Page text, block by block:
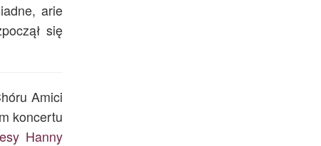
arie
się
Amici
koncertu
Hanny